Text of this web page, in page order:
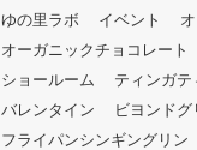
ゆの里ラボ
イベント
オーガニックチョコレート
ショールーム
ティンガテ
バレンタイン
ビヨンドグ
フライパンシンギングリン